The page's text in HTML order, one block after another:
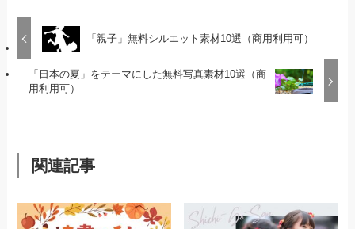
「親子」無料シルエット素材10選（商用利用可）
「日本の夏」をテーマにした無料写真素材10選（商
用利用可）
関連記事